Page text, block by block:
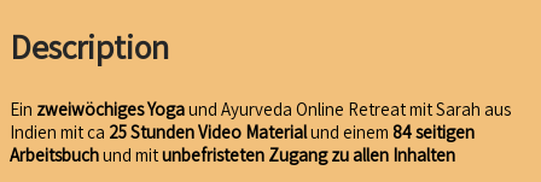
Description
Ein zweiwöchiges Yogaund Ayurveda Online Retreat mit Sarah aus
Indien mit ca 25 Stunden Video Materialund einem 84 seitigen
Arbeitsbuchund mitunbefristeten Zugang zu allen Inhalten